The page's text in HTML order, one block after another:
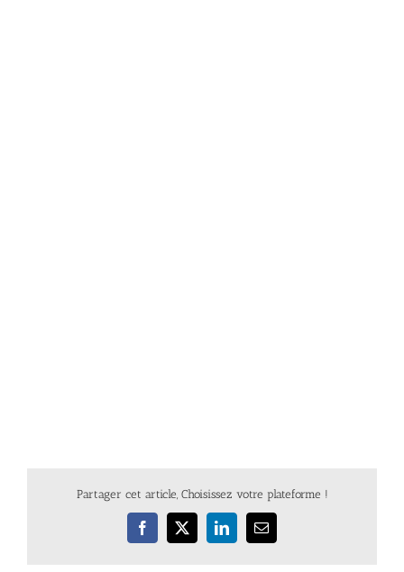
Partager cet article, Choisissez votre plateforme !
Facebook
X LinkedInEmail